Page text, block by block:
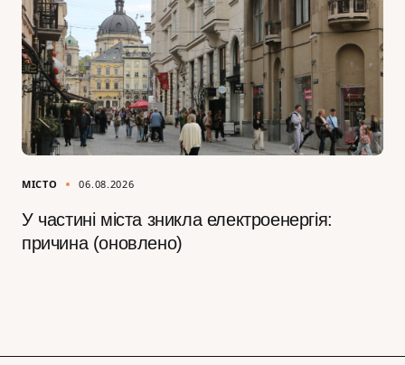
МІСТО 06.08.2026
У частині міста зникла електроенергія:
причина (оновлено)